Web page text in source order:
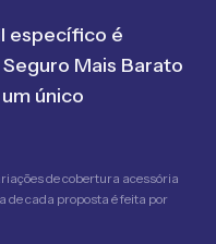
específico é
Mais Barato
único
de cobertura acessória
de cada proposta é feita por